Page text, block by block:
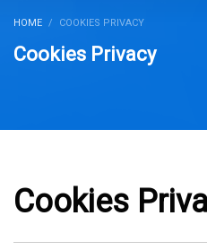
HOME COOKIES PRIVACY
Cookies Privacy
Cookies